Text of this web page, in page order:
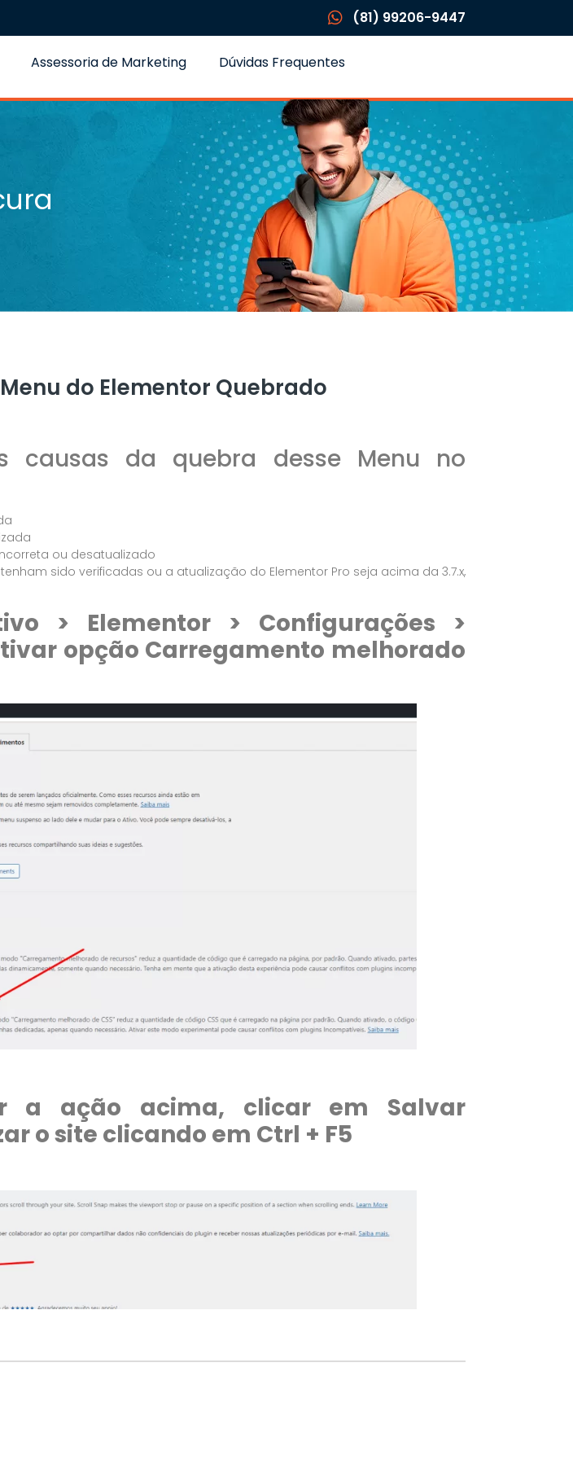
(81) 99206-9447
Assessoria de Marketing Dúvidas Frequentes
do Elementor Quebrado
causas da quebra desse Menu no
ou desatualizado
sido verificadas ou a atualização do Elementor Pro seja acima da 3.7.x,
> Elementor > Configurações >
opção Carregamento melhorado
a ação acima, clicar em Salvar
o site clicando em Ctrl + F5